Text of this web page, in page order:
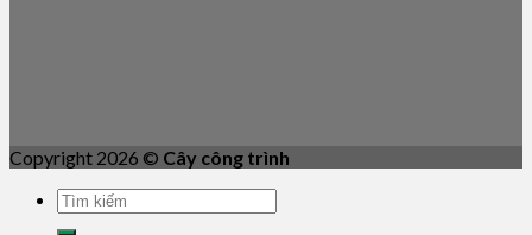
Copyright 2026 © Cây công trình